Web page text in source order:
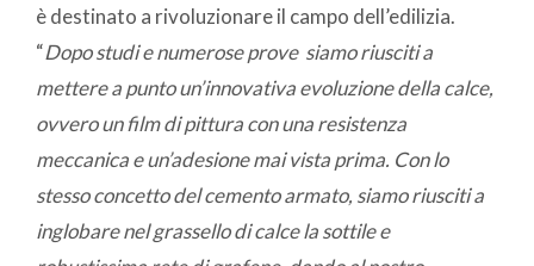
è destinato a rivoluzionare il campo dell’edilizia.
“Dopo studi e numerose prove siamo riusciti a
mettere a punto un’innovativa evoluzione della calce,
ovvero un film di pittura con una resistenza
meccanica e un’adesione mai vista prima. Con lo
stesso concetto del cemento armato, siamo riusciti a
inglobare nel grassello di calce la sottile e